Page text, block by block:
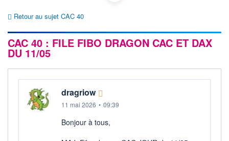
8 740
OUVERTURE
8 712,29
Retour au sujet CAC 40
CAC 40 : FILE FIBO DRAGON CAC ET DAX
DU 11/05
dragriow
11 mai 2026 • 09:39
Bonjour à tous,